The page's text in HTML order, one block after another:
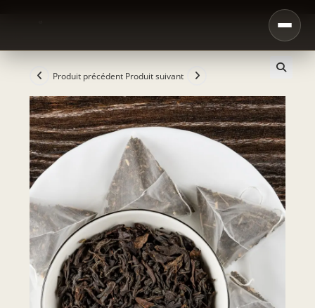
Produit précédent Produit suivant